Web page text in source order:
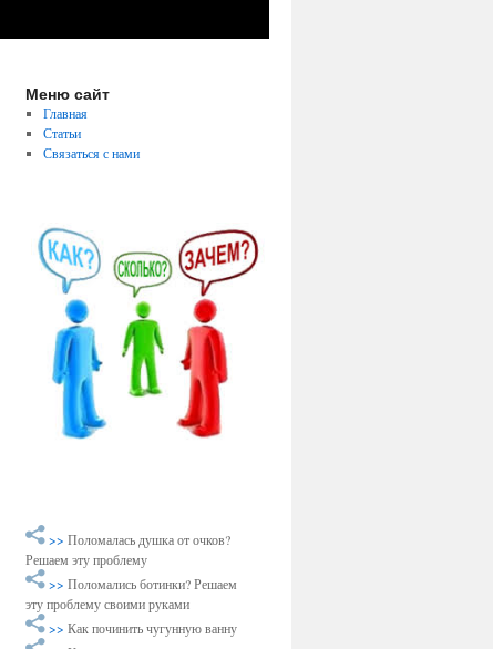
Меню сайт
Главная
Статьи
Связаться с нами
>> Поломалась душка от очков?
Решаем эту проблему
>> Поломались ботинки? Решаем
эту проблему своими руками
>> Как починить чугунную ванну